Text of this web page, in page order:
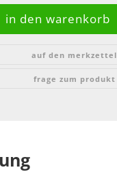
auf den merkzettel
frage zum produkt